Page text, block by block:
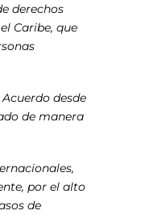
derechos
Caribe, que
desde
de manera
por el alto
de